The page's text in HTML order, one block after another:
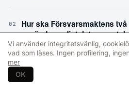
02
Hur ska Försvarsmaktens
användas enligt det nya
03
Defense-program den
Vi använder integritetsvänlig,
vad som läses. Ingen profilering,
mer
OK